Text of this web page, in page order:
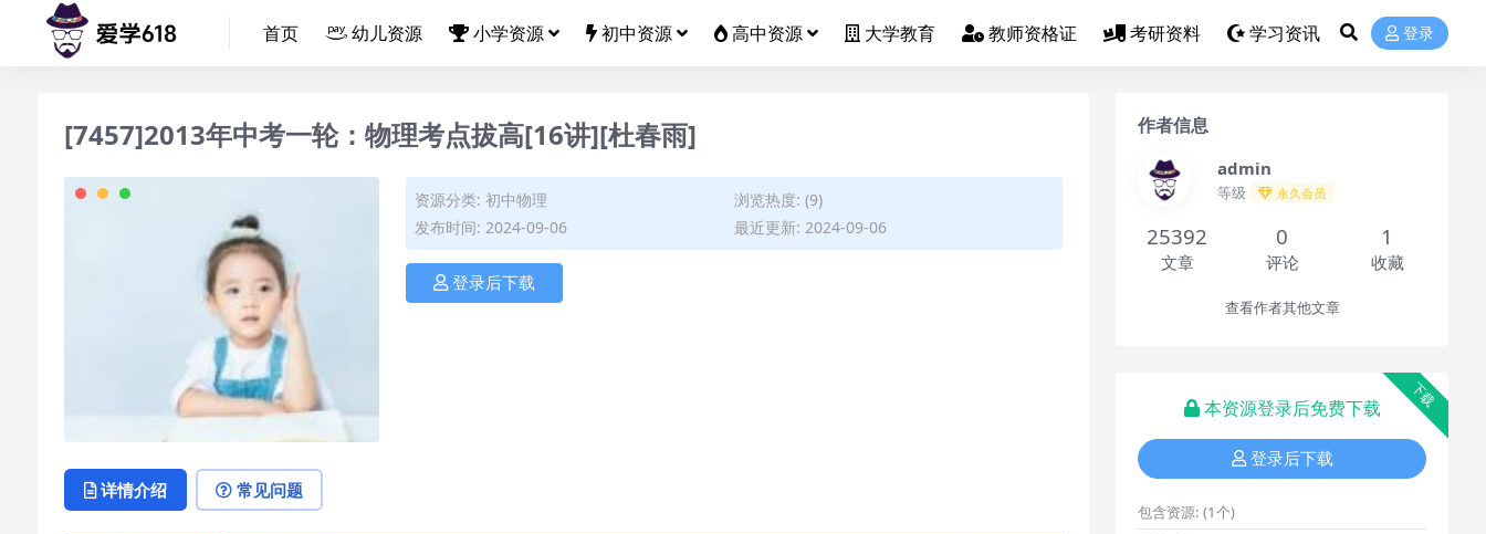
首页 幼儿资源 小学资源 初中资源 高中资源 大学教育 教师资格证 考研资料 学习资讯 登录
[7457]2013年中考一轮：物理考点拔高[16讲][杜春雨]
资源分类: 初中物理
浏览热度: (9)
发布时间: 2024-09-06
最近更新: 2024-09-06
登录后下载
详情介绍 常见问题
作者信息
admin
等级 永久会员
25392
文章
0
评论
1
收藏
查看作者其他文章
下载
本资源登录后免费下载
登录后下载
包含资源: (1个)